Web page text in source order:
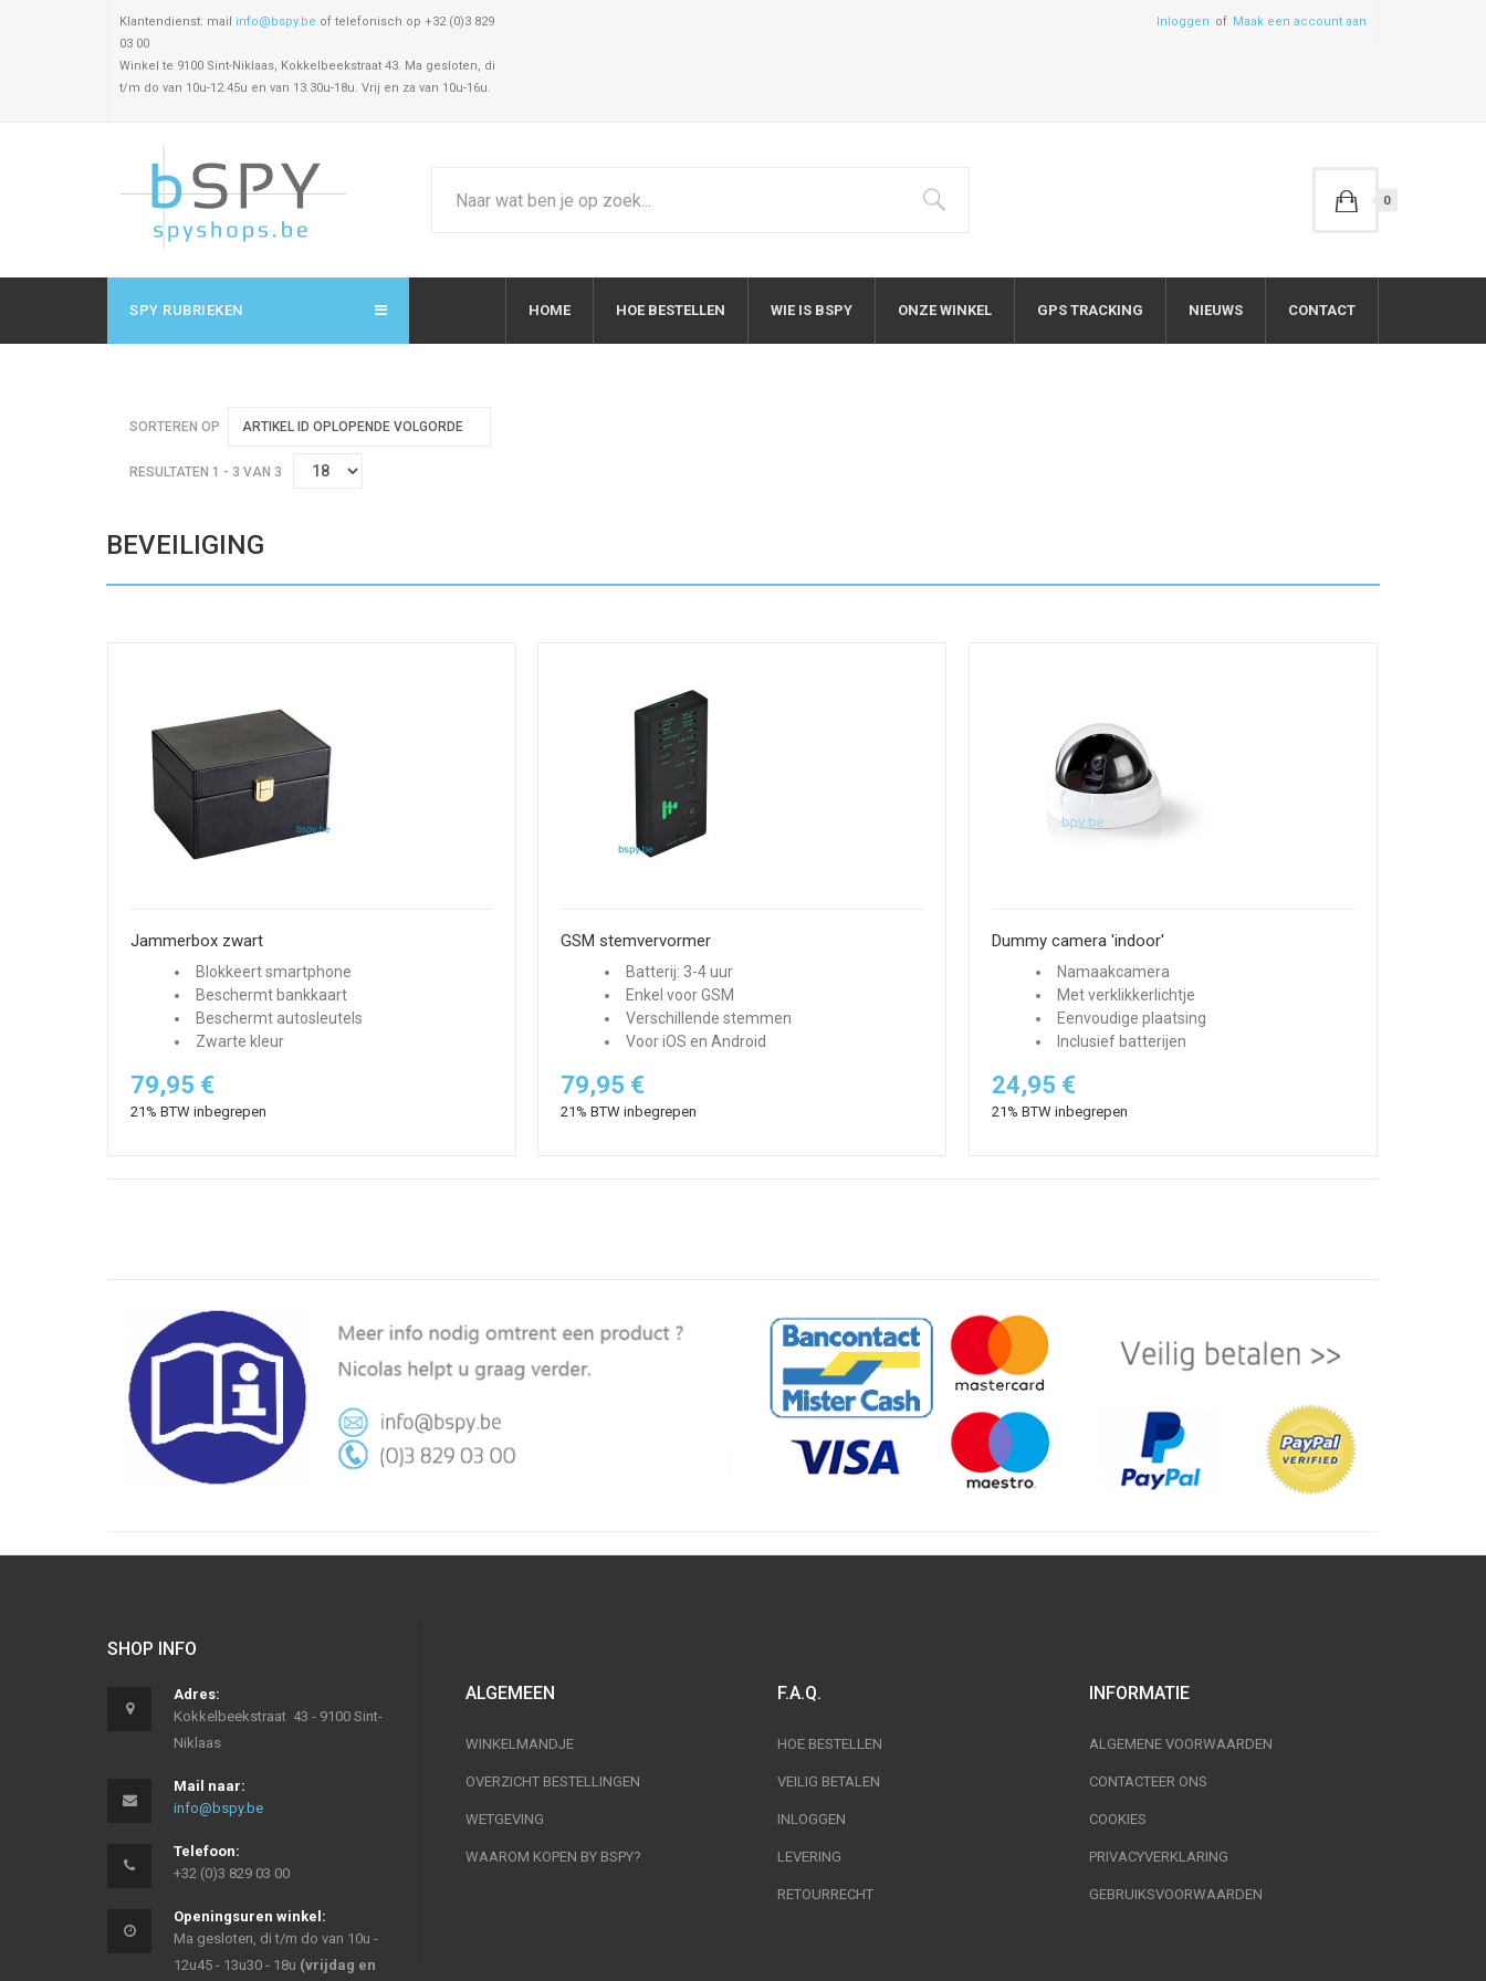
Klantendienst: mail info@bspy.be of telefonisch op +32 (0)3 829
03 00
Winkel te 9100 Sint-Niklaas, Kokkelbeekstraat 43. Ma gesloten, di
t/m do van 10u-12.45u en van 13.30u-18u. Vrij en za van 10u-16u.
Inloggen Maak een account aan
0
SPY RUBRIEKEN HOME HOE BESTELLEN WIE IS BSPY ONZE WINKEL GPS TRACKING NIEUWS CONTACT
SORTEREN OP ARTIKEL ID OPLOPENDE VOLGORDE
RESULTATEN 1 - 3 VAN 3
BEVEILIGING
Jammerbox zwart
Blokkeert smartphone
Beschermt bankkaart
Beschermt autosleutels
Zwarte kleur
79,95 €
21% BTW inbegrepen
GSM stemvervormer
Batterij: 3-4 uur
Enkel voor GSM
Verschillende stemmen
Voor iOS en Android
79,95 €
21% BTW inbegrepen
Dummy camera 'indoor'
Namaakcamera
Met verklikkerlichtje
Eenvoudige plaatsing
Inclusief batterijen
24,95 €
21% BTW inbegrepen
SHOP INFO
Adres:
Kokkelbeekstraat 43 - 9100 Sint-
Niklaas
Mail naar:
info@bspy.be
Telefoon:
+32 (0)3 829 03 00
Openingsuren winkel:
Ma gesloten, di t/m do van 10u -
12u45 - 13u30 - 18u (vrijdag en
ALGEMEEN
WINKELMANDJE
OVERZICHT BESTELLINGEN
WETGEVING
WAAROM KOPEN BY BSPY?
F.A.Q.
HOE BESTELLEN
VEILIG BETALEN
INLOGGEN
LEVERING
RETOURRECHT
INFORMATIE
ALGEMENE VOORWAARDEN
CONTACTEER ONS
COOKIES
PRIVACYVERKLARING
GEBRUIKSVOORWAARDEN